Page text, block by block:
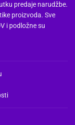
predaje narudžbe.
proizvoda. Sve
i podložne su